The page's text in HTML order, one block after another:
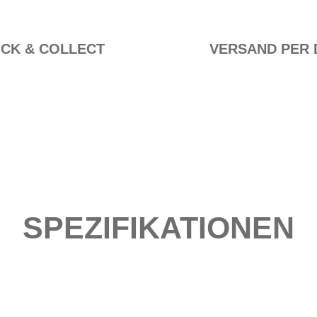
& COLLECT VERSAND PER
SPEZIFIKATIONEN